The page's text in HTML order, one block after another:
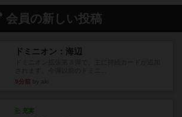
会員の新しい投稿
ドミニオン：海辺
9分前
充実